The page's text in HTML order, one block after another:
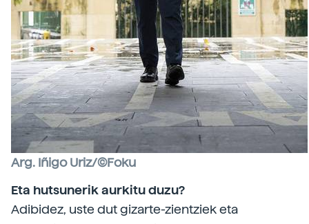
Arg. Iñigo Uriz/©Foku
Eta hutsunerik aurkitu duzu?
Adibidez, uste dut gizarte-zientziek eta